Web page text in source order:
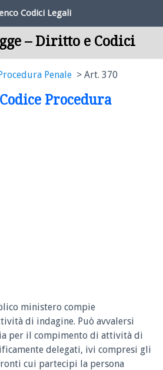
Codici Legali
– Diritto e Codici
Penale Art. 370
Procedura
ministero compie
di indagine. Può avvalersi
per il compimento di attività di
delegati, ivi compresi gli
cui partecipi la persona